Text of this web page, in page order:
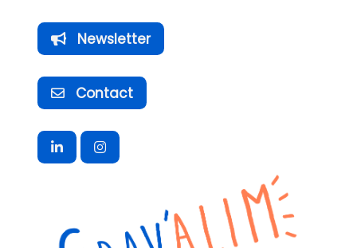
Newsletter
Contact